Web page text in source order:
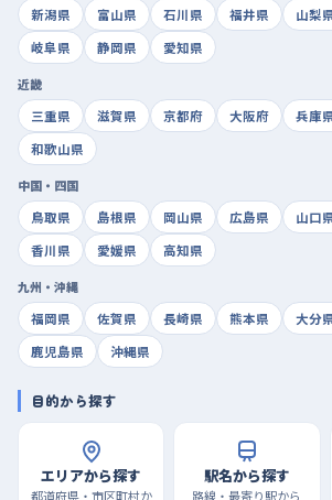
新潟県
富山県 石川県 福井県 山梨
岐阜県
静岡県 愛知県
近畿
三重県
滋賀県 京都府 大阪府 兵庫
和歌山県
中国・四国
鳥取県
島根県 岡山県 広島県 山口
香川県
愛媛県 高知県
九州・沖縄
福岡県
佐賀県 長崎県 熊本県 大分
鹿児島県
沖縄県
目的から探す
エリアから探す
都道府県・市区町村か
駅名から探す
路線・最寄り駅から